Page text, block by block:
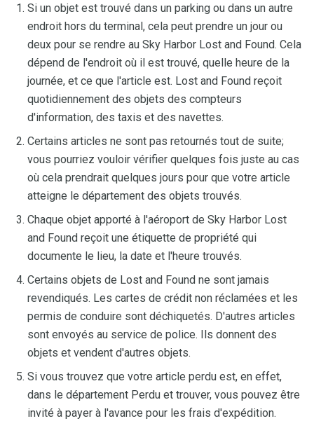
Si un objet est trouvé dans un parking ou dans un autre
endroit hors du terminal, cela peut prendre un jour ou
deux pour se rendre au Sky Harbor Lost and Found. Cela
dépend de l'endroit où il est trouvé, quelle heure de la
journée, et ce que l'article est. Lost and Found reçoit
quotidiennement des objets des compteurs
d'information, des taxis et des navettes.
Certains articles ne sont pas retournés tout de suite;
vous pourriez vouloir vérifier quelques fois juste au cas
où cela prendrait quelques jours pour que votre article
atteigne le département des objets trouvés.
Chaque objet apporté à l'aéroport de Sky Harbor Lost
and Found reçoit une étiquette de propriété qui
documente le lieu, la date et l'heure trouvés.
Certains objets de Lost and Found ne sont jamais
revendiqués. Les cartes de crédit non réclamées et les
permis de conduire sont déchiquetés. D'autres articles
sont envoyés au service de police. Ils donnent des
objets et vendent d'autres objets.
Si vous trouvez que votre article perdu est, en effet,
dans le département Perdu et trouver, vous pouvez être
invité à payer à l'avance pour les frais d'expédition.